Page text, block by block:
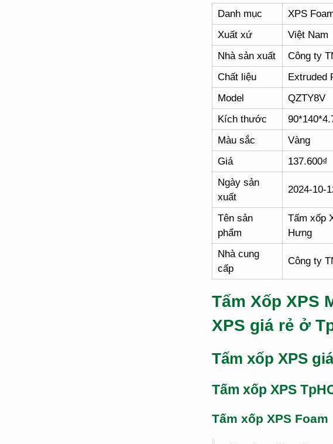
Danh mục
XPS
Xuất xứ
Việt Nam
Nhà sản xuất
Công ty
Chất liệu
Extruded
Model
QZTY8V
Kích thước
Màu sắc
Vàng
Giá
137.600₫
Ngày sản
xuất
2024-10-
Tên sản
phẩm
Tấm xốp
Hưng
Nhà cung
cấp
Công ty
Tấm Xốp XPS
XPS giá rẻ ở
Tấm xốp XPS
Tấm xốp XPS
Tấm xốp XPS Foam